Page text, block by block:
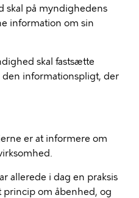
skal på myndighedens
information om sin
skal fastsætte
informationspligt, der
er at informere om
allerede i dag en praksis
princip om åbenhed, og